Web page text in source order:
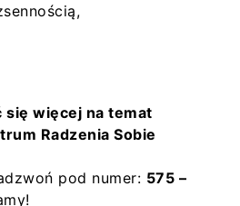
się więcej na temat
Radzenia Sobie
pod numer: 575 –